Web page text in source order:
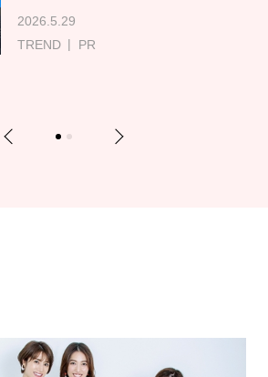
2026.5.29
TREND
PR
Previous 1 2 Next